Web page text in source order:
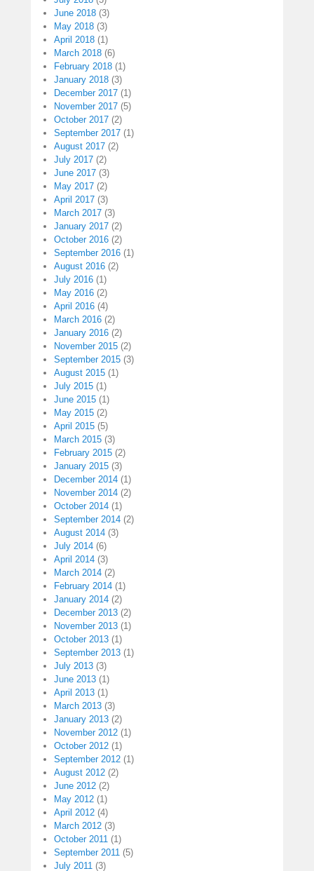
June 2018 (3)
May 2018 (3)
April 2018 (1)
March 2018 (6)
February 2018 (1)
January 2018 (3)
December 2017 (1)
November 2017 (5)
October 2017 (2)
September 2017 (1)
August 2017 (2)
July 2017 (2)
June 2017 (3)
May 2017 (2)
April 2017 (3)
March 2017 (3)
January 2017 (2)
October 2016 (2)
September 2016 (1)
August 2016 (2)
July 2016 (1)
May 2016 (2)
April 2016 (4)
March 2016 (2)
January 2016 (2)
November 2015 (2)
September 2015 (3)
August 2015 (1)
July 2015 (1)
June 2015 (1)
May 2015 (2)
April 2015 (5)
March 2015 (3)
February 2015 (2)
January 2015 (3)
December 2014 (1)
November 2014 (2)
October 2014 (1)
September 2014 (2)
August 2014 (3)
July 2014 (6)
April 2014 (3)
March 2014 (2)
February 2014 (1)
January 2014 (2)
December 2013 (2)
November 2013 (1)
October 2013 (1)
September 2013 (1)
July 2013 (3)
June 2013 (1)
April 2013 (1)
March 2013 (3)
January 2013 (2)
November 2012 (1)
October 2012 (1)
September 2012 (1)
August 2012 (2)
June 2012 (2)
May 2012 (1)
April 2012 (4)
March 2012 (3)
October 2011 (1)
September 2011 (5)
July 2011 (3)